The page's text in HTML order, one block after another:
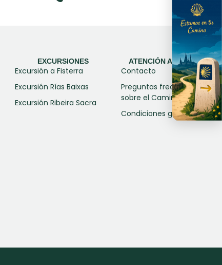
EXCURSIONES
Excursión a Fisterra
Excursión Rías Baixas
Excursión Ribeira Sacra
ATENCIÓN AL CLIENTE
Contacto
Preguntas frecuentes
sobre el Camino
Condiciones generales